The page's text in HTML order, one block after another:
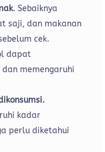
. Sebaiknya
saji, dan makanan
cek.
dapat
memengaruhi
kadar
perlu diketahui